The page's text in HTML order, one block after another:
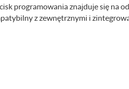
programowania znajduje się na
z zewnętrznymi i